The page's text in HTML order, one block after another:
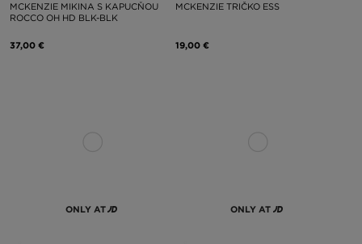
MCKENZIE MIKINA S KAPUCŇOU
ROCCO OH HD BLK-BLK
37,00 €
MCKENZIE TRIČKO ESS
19,00 €
ONLY AT ONLY AT